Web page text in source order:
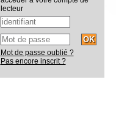
lecteur
Mot de passe oublié ?
Pas encore inscrit ?